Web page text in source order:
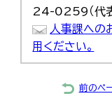
24-0259（代表
人事課への
用ください。
前のペ